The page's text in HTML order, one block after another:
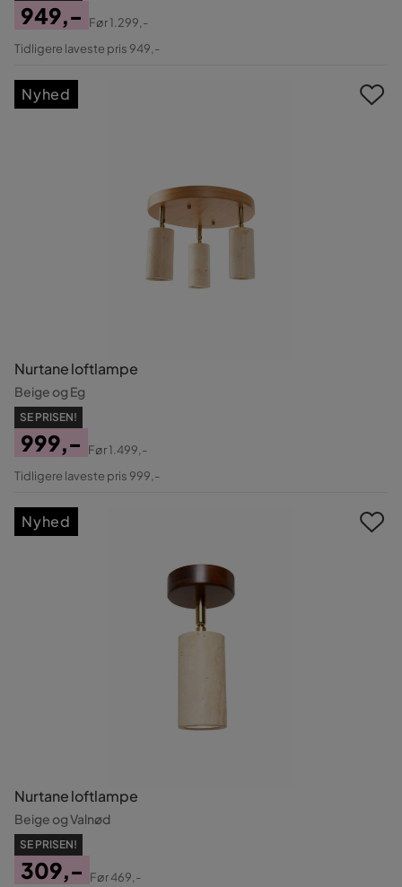
Pris
949,-
Original
Før1.299,-
Tidligere laveste pris 949,-
Nurtane loftlampe
Beige og Eg
SE PRISEN!
Pris
999,-
Original
Før1.499,-
Tidligere laveste pris 999,-
Nyhed
Nurtane loftlampe
Beige og Valnød
SE PRISEN!
309,-
Før469,-
Nyhed